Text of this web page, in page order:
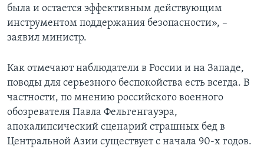
была и остается эффективным действующим
инструментом поддержания безопасности», –
заявил министр.
Как отмечают наблюдатели в России и на Западе,
поводы для серьезного беспокойства есть всегда. В
частности, по мнению российского военного
обозревателя Павла Фельгенгауэра,
апокалипсический сценарий страшных бед в
Центральной Азии существует с начала 90-х годов.